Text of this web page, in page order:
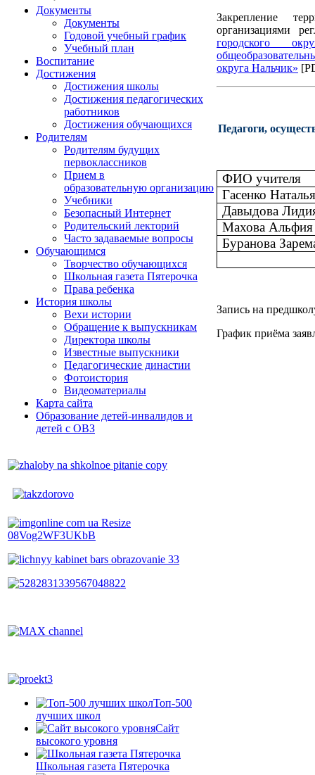
Документы
Документы
Годовой учебный график
Учебный план
Воспитание
Достижения
Достижения школы
Достижения педагогических
работников
Достижения обучающихся
Родителям
Родителям будущих
первоклассников
Прием в
образовательную организацию
Учебники
Безопасный Интернет
Родительский лекторий
Часто задаваемые вопросы
Обучающимся
Творчество обучающихся
Школьная газета Пятерочка
Права ребенка
История школы
Вехи истории
Обращение к выпускникам
Директора школы
Известные выпускники
Педагогические династии
Фотоистория
Видеоматериалы
Карта сайта
Образование детей-инвалидов и
детей с ОВЗ
Топ-500
лучших школ
Сайт
высокого уровня
Школьная газета Пятерочка
Закрепление
организациями
городского
округа Нальчик»
Педагоги,
ФИО учителя
Гасенко
Давыдова
Махова Альфия
Буранова
Запись на
График приёма